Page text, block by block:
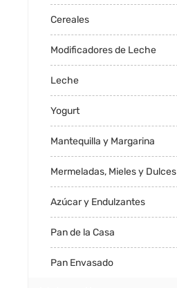
Cereales
Modificadores de Leche
Leche
Yogurt
Mantequilla y Margarina
Mermeladas, Mieles y Dulces
Azúcar y Endulzantes
Pan de la Casa
Pan Envasado